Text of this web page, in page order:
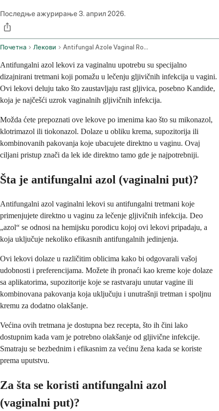
Последње ажурирање3. април 2026.
Почетна Лекови Antifungal Azole Vaginal Route
Antifungalni azol lekovi za vaginalnu upotrebu su specijalno
dizajnirani tretmani koji pomažu u lečenju gljivičnih infekcija u vagini.
Ovi lekovi deluju tako što zaustavljaju rast gljivica, posebno Kandide,
koja je najčešći uzrok vaginalnih gljivičnih infekcija.
Možda ćete prepoznati ove lekove po imenima kao što su mikonazol,
klotrimazol ili tiokonazol. Dolaze u obliku krema, supozitorija ili
kombinovanih pakovanja koje ubacujete direktno u vaginu. Ovaj
ciljani pristup znači da lek ide direktno tamo gde je najpotrebniji.
Šta je antifungalni azol (vaginalni put)?
Antifungalni azol vaginalni lekovi su antifungalni tretmani koje
primenjujete direktno u vaginu za lečenje gljivičnih infekcija. Deo
„azol“ se odnosi na hemijsku porodicu kojoj ovi lekovi pripadaju, a
koja uključuje nekoliko efikasnih antifungalnih jedinjenja.
Ovi lekovi dolaze u različitim oblicima kako bi odgovarali vašoj
udobnosti i preferencijama. Možete ih pronaći kao kreme koje dolaze
sa aplikatorima, supozitorije koje se rastvaraju unutar vagine ili
kombinovana pakovanja koja uključuju i unutrašnji tretman i spoljnu
kremu za dodatno olakšanje.
Većina ovih tretmana je dostupna bez recepta, što ih čini lako
dostupnim kada vam je potrebno olakšanje od gljivične infekcije.
Smatraju se bezbednim i efikasnim za većinu žena kada se koriste
prema uputstvu.
Za šta se koristi antifungalni azol
(vaginalni put)?